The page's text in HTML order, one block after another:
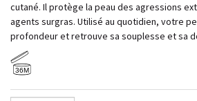
cutané. Il protège la peau des agressions
agents surgras. Utilisé au quotidien, votre
profondeur et retrouve sa souplesse et sa
36M